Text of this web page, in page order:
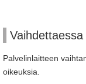
Palvelinlaitteen
oikeuksia.